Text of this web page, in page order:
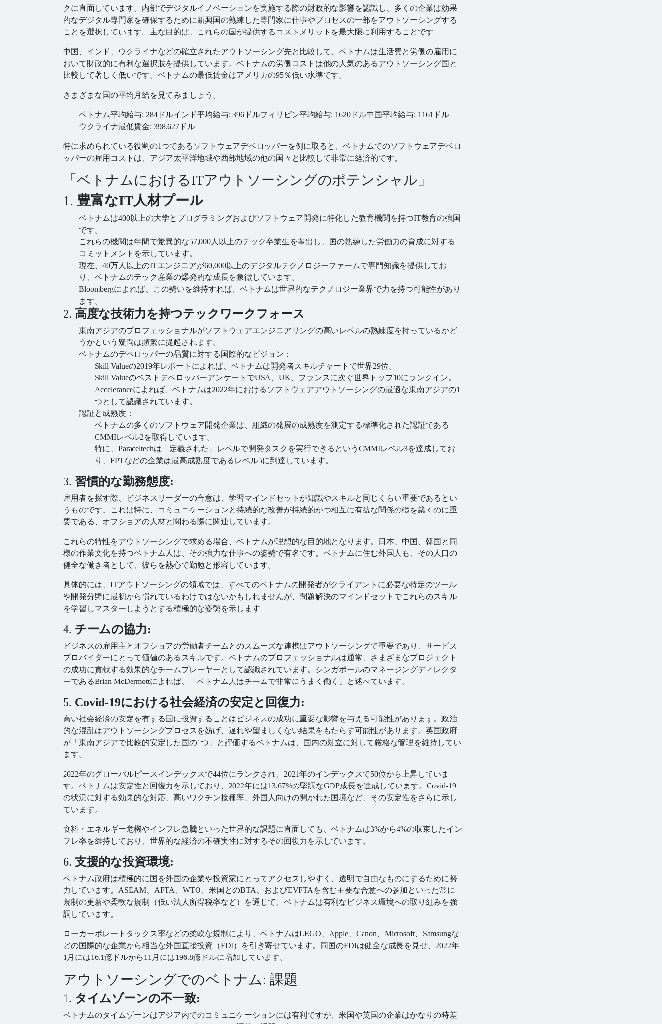
クに直面しています。内部でデジタルイノベーションを実施する際の財政的な影響を認識し、多くの企業は効果
的なデジタル専門家を確保するために新興国の熟練した専門家に仕事やプロセスの一部をアウトソーシングする
ことを選択しています。主な目的は、これらの国が提供するコストメリットを最大限に利用することです
中国、インド、ウクライナなどの確立されたアウトソーシング先と比較して、ベトナムは生活費と労働の雇用に
おいて財政的に有利な選択肢を提供しています。ベトナムの労働コストは他の人気のあるアウトソーシング国と
比較して著しく低いです。ベトナムの最低賃金はアメリカの95％低い水準です。
さまざまな国の平均月給を見てみましょう。
ベトナム平均給与: 284ドルインド平均給与: 396ドルフィリピン平均給与: 1620ドル中国平均給与: 1161ドル
ウクライナ最低賃金: 398.627ドル
特に求められている役割の1つであるソフトウェアデベロッパーを例に取ると、ベトナムでのソフトウェアデベロ
ッパーの雇用コストは、アジア太平洋地域や西部地域の他の国々と比較して非常に経済的です。
「ベトナムにおけるITアウトソーシングのポテンシャル」
1. 豊富なIT人材プール
ベトナムは400以上の大学とプログラミングおよびソフトウェア開発に特化した教育機関を持つIT教育の強国
です。
これらの機関は年間で驚異的な57,000人以上のテック卒業生を輩出し、国の熟練した労働力の育成に対する
コミットメントを示しています。
現在、40万人以上のITエンジニアが60,000以上のデジタルテクノロジーファームで専門知識を提供してお
り、ベトナムのテック産業の爆発的な成長を象徴しています。
Bloombergによれば、この勢いを維持すれば、ベトナムは世界的なテクノロジー業界で力を持つ可能性があり
ます。
2. 高度な技術力を持つテックワークフォース
東南アジアのプロフェッショナルがソフトウェアエンジニアリングの高いレベルの熟練度を持っているかど
うかという疑問は頻繁に提起されます。
ベトナムのデベロッパーの品質に対する国際的なビジョン：
Skill Valueの2019年レポートによれば、ベトナムは開発者スキルチャートで世界29位。
Skill ValueのベストデベロッパーアンケートでUSA、UK、フランスに次ぐ世界トップ10にランクイン。
Acceleranceによれば、ベトナムは2022年におけるソフトウェアアウトソーシングの最適な東南アジアの1
つとして認識されています。
認証と成熟度：
ベトナムの多くのソフトウェア開発企業は、組織の発展の成熟度を測定する標準化された認証である
CMMIレベル2を取得しています。
特に、Paraceltechは「定義された」レベルで開発タスクを実行できるというCMMIレベル3を達成してお
り、FPTなどの企業は最高成熟度であるレベル5に到達しています。
3. 習慣的な勤務態度:
雇用者を探す際、ビジネスリーダーの合意は、学習マインドセットが知識やスキルと同じくらい重要であるとい
うものです。これは特に、コミュニケーションと持続的な改善が持続的かつ相互に有益な関係の礎を築くのに重
要である、オフショアの人材と関わる際に関連しています。
これらの特性をアウトソーシングで求める場合、ベトナムが理想的な目的地となります。日本、中国、韓国と同
様の作業文化を持つベトナム人は、その強力な仕事への姿勢で有名です。ベトナムに住む外国人も、その人口の
健全な働き者として、彼らを熱心で勤勉と形容しています。
具体的には、ITアウトソーシングの領域では、すべてのベトナムの開発者がクライアントに必要な特定のツール
や開発分野に最初から慣れているわけではないかもしれませんが、問題解決のマインドセットでこれらのスキル
を学習しマスターしようとする積極的な姿勢を示します
4. チームの協力:
ビジネスの雇用主とオフショアの労働者チームとのスムーズな連携はアウトソーシングで重要であり、サービス
プロバイダーにとって価値のあるスキルです。ベトナムのプロフェッショナルは通常、さまざまなプロジェクト
の成功に貢献する効果的なチームプレーヤーとして認識されています。シンガポールのマネージングディレクタ
ーであるBrian McDermottによれば、「ベトナム人はチームで非常にうまく働く」と述べています。
5. Covid-19における社会経済の安定と回復力:
高い社会経済の安定を有する国に投資することはビジネスの成功に重要な影響を与える可能性があります。政治
的な混乱はアウトソーシングプロセスを妨げ、遅れや望ましくない結果をもたらす可能性があります。英国政府
が「東南アジアで比較的安定した国の1つ」と評価するベトナムは、国内の対立に対して厳格な管理を維持してい
ます。
2022年のグローバルピースインデックスで44位にランクされ、2021年のインデックスで50位から上昇していま
す。ベトナムは安定性と回復力を示しており、2022年には13.67%の堅調なGDP成長を達成しています。Covid-19
の状況に対する効果的な対応、高いワクチン接種率、外国人向けの開かれた国境など、その安定性をさらに示し
ています。
食料・エネルギー危機やインフレ急騰といった世界的な課題に直面しても、ベトナムは3%から4%の収束したイン
フレ率を維持しており、世界的な経済の不確実性に対するその回復力を示しています。
6. 支援的な投資環境:
ベトナム政府は積極的に国を外国の企業や投資家にとってアクセスしやすく、透明で自由なものにするために努
力しています。ASEAM、AFTA、WTO、米国とのBTA、およびEVFTAを含む主要な合意への参加といった常に
規制の更新や柔軟な規制（低い法人所得税率など）を通じて、ベトナムは有利なビジネス環境への取り組みを強
調しています。
ローカーポレートタックス率などの柔軟な規制により、ベトナムはLEGO、Apple、Canon、Microsoft、Samsungな
どの国際的な企業から相当な外国直接投資（FDI）を引き寄せています。同国のFDIは健全な成長を見せ、2022年
1月には16.1億ドルから11月には196.8億ドルに増加しています。
アウトソーシングでのベトナム: 課題
1. タイムゾーンの不一致:
ベトナムのタイムゾーンはアジア内でのコミュニケーションには有利ですが、米国や英国の企業はかなりの時差